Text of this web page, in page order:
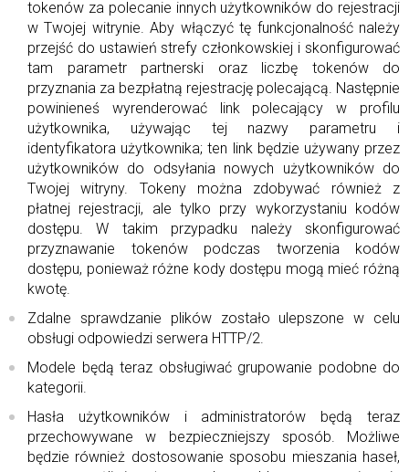
tokenów za polecanie innych użytkowników do rejestracji
w Twojej witrynie. Aby włączyć tę funkcjonalność należy
przejść do ustawień strefy członkowskiej i skonfigurować
tam parametr partnerski oraz liczbę tokenów do
przyznania za bezpłatną rejestrację polecającą. Następnie
powinieneś wyrenderować link polecający w profilu
użytkownika, używając tej nazwy parametru i
identyfikatora użytkownika; ten link będzie używany przez
użytkowników do odsyłania nowych użytkowników do
Twojej witryny. Tokeny można zdobywać również z
płatnej rejestracji, ale tylko przy wykorzystaniu kodów
dostępu. W takim przypadku należy skonfigurować
przyznawanie tokenów podczas tworzenia kodów
dostępu, ponieważ różne kody dostępu mogą mieć różną
kwotę.
Zdalne sprawdzanie plików zostało ulepszone w celu
obsługi odpowiedzi serwera HTTP/2.
Modele będą teraz obsługiwać grupowanie podobne do
kategorii.
Hasła użytkowników i administratorów będą teraz
przechowywane w bezpieczniejszy sposób. Możliwe
będzie również dostosowanie sposobu mieszania haseł,